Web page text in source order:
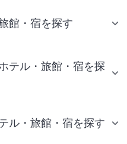
館・宿を探す
テル・旅館・宿を探
ル・旅館・宿を探す